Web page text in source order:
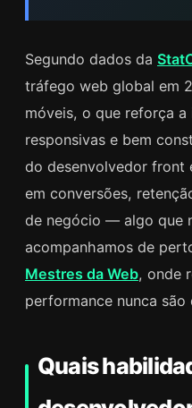
Segundo dados da
tráfego web global em
móveis, o que reforça
responsivas e bem
do desenvolvedor front
em conversões,
de negócio — algo que
acompanhamos de
Mestres da Web, onde
performance nunca são
Quais